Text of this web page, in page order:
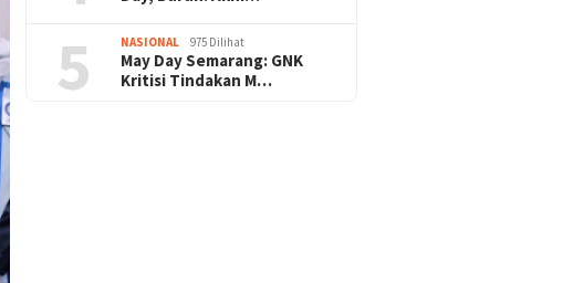
5 NASIONAL 975 Dilihat
May Day Semarang: GNK
Kritisi Tindakan M…